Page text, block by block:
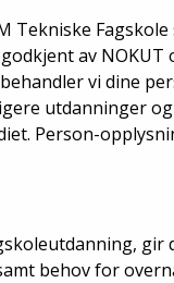
Tekniske
av
vi dine
utdanninger
Person-
behov for